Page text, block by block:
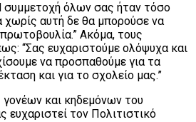
όλων σας ήταν τόσο
χωρίς αυτή δε θα μπορούσε να
Ακόμα, τους
“Σας ευχαριστούμε ολόψυχα και
να προσπαθούμε για τα
και για το σχολείο μας.”
και κηδεμόνων του
ευχαριστεί τον Πολιτιστικό